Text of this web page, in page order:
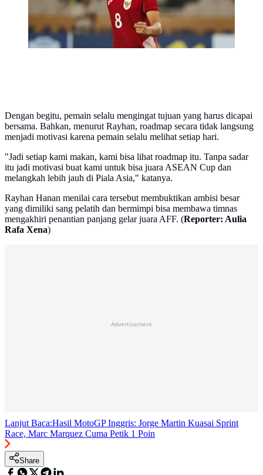
Dengan begitu, pemain selalu mengingat tujuan yang harus dicapai
bersama. Bahkan, menurut Rayhan, roadmap secara tidak langsung
menjadi motivasi karena pemain selalu melihat setiap hari.
"Jadi setiap kami makan, kami bisa lihat roadmap itu. Tanpa sadar
itu jadi motivasi buat kami untuk bisa juara ASEAN Cup dan
melangkah lebih jauh di Piala Asia," katanya.
Rayhan Hanan menilai cara tersebut membuktikan ambisi besar
yang dimiliki sang pelatih dan bermimpi bisa membawa timnas
mengakhiri penantian panjang gelar juara AFF. (Reporter: Aulia
Rafa Xena)
Advertisement
Lanjut Baca:Hasil MotoGP Inggris: Jorge Martin Kuasai Sprint
Race, Marc Marquez Cuma Petik 1 Poin
Share